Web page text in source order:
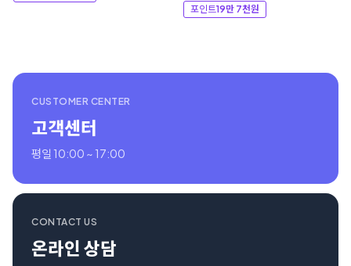
포인트19만 7천원
CUSTOMER CENTER
고객센터
평일 10:00 ~ 17:00
CONTACT US
온라인 상담